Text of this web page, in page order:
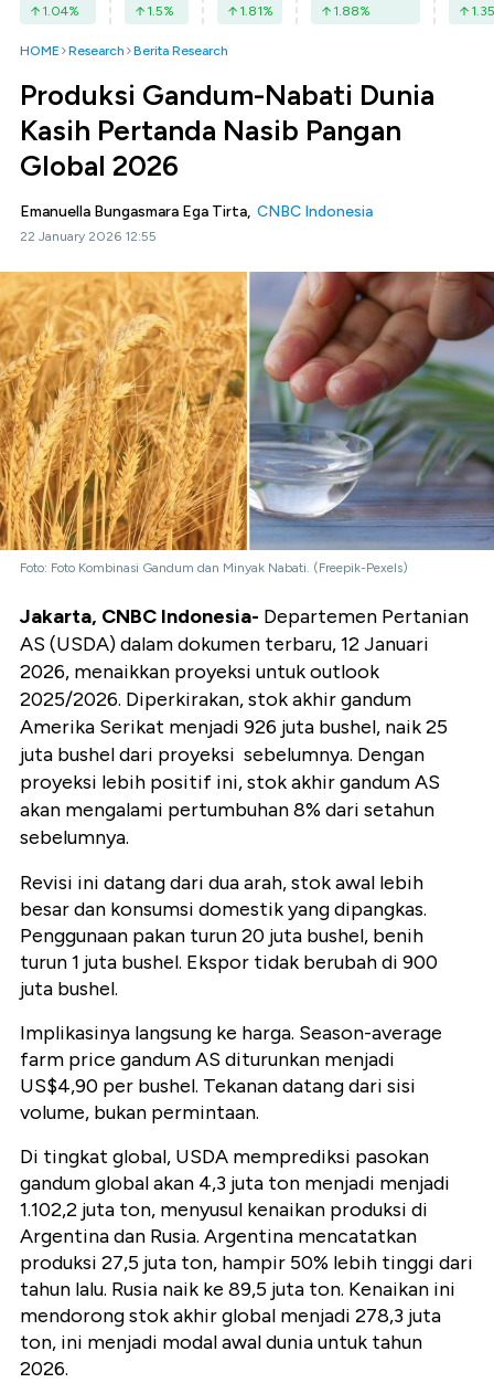
1.04% 1.5% 1.81% 1.88% 1.35
HOME Research Berita Research
Produksi Gandum-Nabati Dunia
Kasih Pertanda Nasib Pangan
Global 2026
Emanuella Bungasmara Ega Tirta, CNBC Indonesia
22 January 2026 12:55
Foto: Foto Kombinasi Gandum dan Minyak Nabati. (Freepik-Pexels)
Jakarta, CNBC Indonesia- Departemen Pertanian
AS (USDA) dalam dokumen terbaru, 12 Januari
2026, menaikkan proyeksi untuk outlook
2025/2026. Diperkirakan, stok akhir gandum
Amerika Serikat menjadi 926 juta bushel, naik 25
juta bushel dari proyeksi sebelumnya. Dengan
proyeksi lebih positif ini, stok akhir gandum AS
akan mengalami pertumbuhan 8% dari setahun
sebelumnya.
Revisi ini datang dari dua arah, stok awal lebih
besar dan konsumsi domestik yang dipangkas.
Penggunaan pakan turun 20 juta bushel, benih
turun 1 juta bushel. Ekspor tidak berubah di 900
juta bushel.
Implikasinya langsung ke harga. Season-average
farm price gandum AS diturunkan menjadi
US$4,90 per bushel. Tekanan datang dari sisi
volume, bukan permintaan.
Di tingkat global, USDA memprediksi pasokan
gandum global akan 4,3 juta ton menjadi menjadi
1.102,2 juta ton, menyusul kenaikan produksi di
Argentina dan Rusia. Argentina mencatatkan
produksi 27,5 juta ton, hampir 50% lebih tinggi dari
tahun lalu. Rusia naik ke 89,5 juta ton. Kenaikan ini
mendorong stok akhir global menjadi 278,3 juta
ton, ini menjadi modal awal dunia untuk tahun
2026.